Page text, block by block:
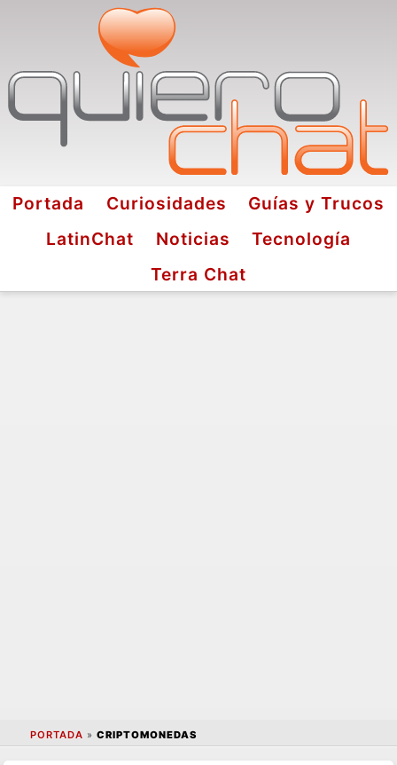
Portada Curiosidades
Guías y Trucos
LatinChat
Noticias
Tecnología
Terra Chat
PORTADA » CRIPTOMONEDAS